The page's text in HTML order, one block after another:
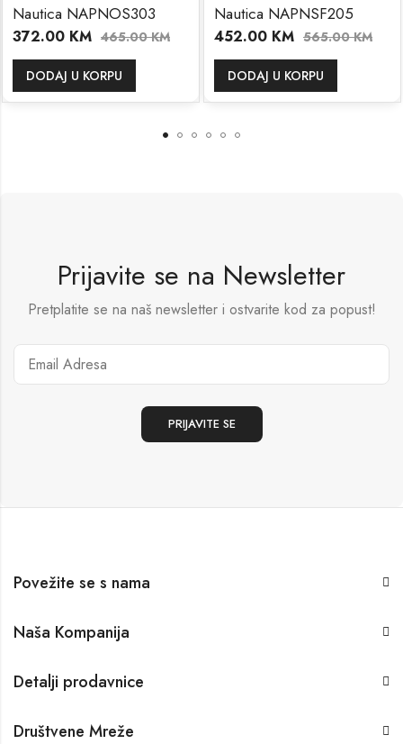
Nautica NAPNOS303
372.00 KM 465.00KM
DODAJ U KORPU
Nautica NAPNSF205
452.00 KM 565.00KM
DODAJ U KORPU
Prijavite se na Newsletter
Pretplatite se na naš newsletter i ostvarite kod za popust!
Povežite se s nama
Naša Kompanija
Detalji prodavnice
Društvene Mreže